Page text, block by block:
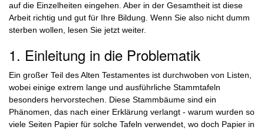
auf die Einzelheiten eingehen. Aber in der Gesamtheit ist diese
Arbeit richtig und gut für Ihre Bildung. Wenn Sie also nicht dumm
sterben wollen, lesen Sie jetzt weiter.
1. Einleitung in die Problematik
Ein großer Teil des Alten Testamentes ist durchwoben von Listen,
wobei einige extrem lange und ausführliche Stammtafeln
besonders hervorstechen. Diese Stammbäume sind ein
Phänomen, das nach einer Erklärung verlangt - warum wurden so
viele Seiten Papier für solche Tafeln verwendet, wo doch Papier in